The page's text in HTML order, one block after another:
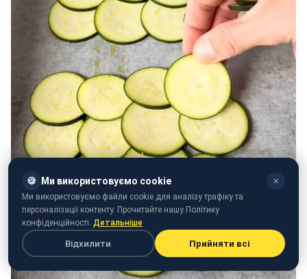
🍪 Ми використовуємо cookie ✕
Ми використовуємо файли cookie для аналізу трафіку та
персоналізації контенту. Прочитайте нашу Політику
конфіденційності. Детальніше
Відхилити Прийняти всі